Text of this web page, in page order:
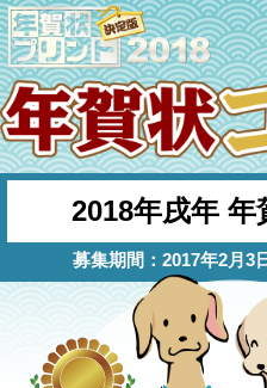
2018年戌年 年
募集期間：2017年2月3